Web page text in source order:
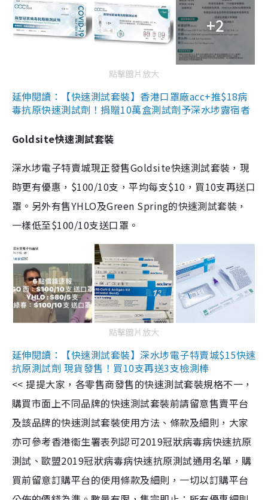
+2
點擊圖片放大
延伸閱讀：【快速測試套裝】香港口罩廠acc+推$18病
毒抗原快速測試劑！捐贈10萬盒測試劑予深水埗露宿者
Goldsite快速測試套裝
深水埗電子特賣城現正發售Goldsite快速測試套裝，現
時更有優惠，$100/10支，平均每支$10，買10支再送口
罩。另外有售YHLO及Green Spring的快速測試套裝，
一樣低至$100/10支送口罩。
點擊圖片放大
延伸閱讀：【快速測試套裝】深水埗電子特賣城$15快速
抗原測試劑 現貨發售！買10支再送3支檢測棒
<< 提提大家，各零售商發售的快速測試套裝規格不一，
購買市面上不同品牌的快速測試套裝前請留意售賣平台
及該品牌的快速測試套裝使用方法、條款及細則，大家
亦可參考香港衞生署表列認可2019冠狀病毒病快速抗原
測試、歐盟2019冠狀病毒病快速抗原測試通用名單，購
買前留意訂購平台的使用條款及細則，一切以訂購平台